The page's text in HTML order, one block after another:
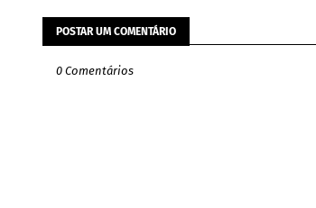
POSTAR UM COMENTÁRIO
0 Comentários